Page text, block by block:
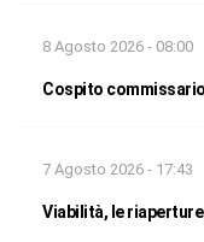
8 Agosto 2026 - 08:00
Cospito
7 Agosto 2026 - 17:43
Viabilità, le